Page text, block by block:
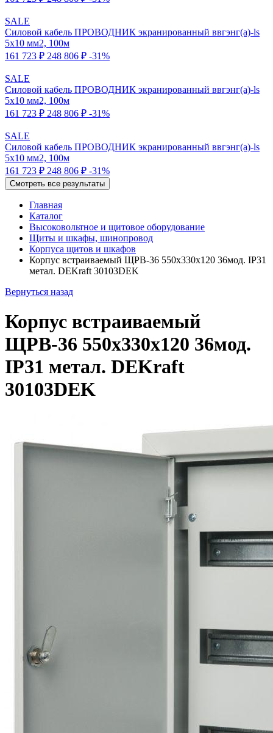
SALE
Силовой кабель ПРОВОДНИК экранированный ввгэнг(a)-ls
5x10 мм2, 100м
161 723 ₽ 248 806 ₽ -31%
SALE
Силовой кабель ПРОВОДНИК экранированный ввгэнг(a)-ls
5x10 мм2, 100м
161 723 ₽ 248 806 ₽ -31%
SALE
Силовой кабель ПРОВОДНИК экранированный ввгэнг(a)-ls
5x10 мм2, 100м
161 723 ₽ 248 806 ₽ -31%
Смотреть все результаты
Главная
Каталог
Высоковольтное и щитовое оборудование
Щиты и шкафы, шинопровод
Корпуса щитов и шкафов
Корпус встраиваемый ЩРВ-36 550х330х120 36мод. IP31
метал. DEKraft 30103DEK
Вернуться назад
Корпус встраиваемый
ЩРВ-36 550х330х120 36мод.
IP31 метал. DEKraft
30103DEK